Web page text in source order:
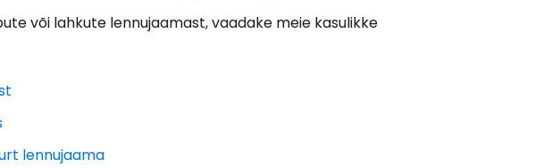
või lahkute lennujaamast, vaadake meie kasulikke
lennujaama